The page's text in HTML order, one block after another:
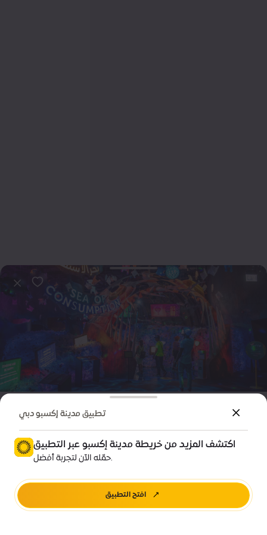
ترفيه
لقاؤنا في «تيرّا»: مهمة في أعماق المحيطات
Price • ê 50
تطبيق مدينة إكسبو دبي
اكتشف المزيد من خريطة مدينة إكسبو عبر التطبيق
حمّله الآن لتجربة أفضل.
افتح التطبيق